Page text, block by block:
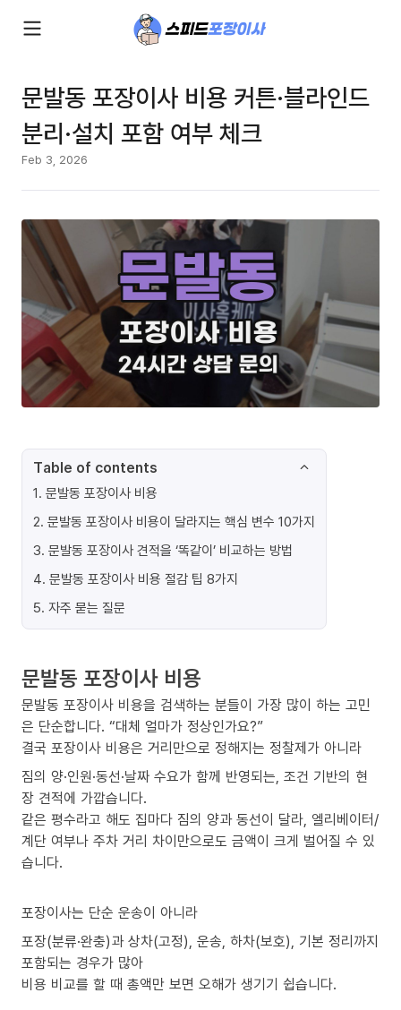
문발동 포장이사 비용 커튼·블라인드
분리·설치 포함 여부 체크
Feb 3, 2026
Table of contents
1. 문발동 포장이사 비용
2. 문발동 포장이사 비용이 달라지는 핵심 변수 10가지
3. 문발동 포장이사 견적을 ‘똑같이’ 비교하는 방법
4. 문발동 포장이사 비용 절감 팁 8가지
5. 자주 묻는 질문
문발동 포장이사 비용
문발동 포장이사 비용을 검색하는 분들이 가장 많이 하는 고민
은 단순합니다. “대체 얼마가 정상인가요?”
결국 포장이사 비용은 거리만으로 정해지는 정찰제가 아니라
짐의 양·인원·동선·날짜 수요가 함께 반영되는, 조건 기반의 현
장 견적에 가깝습니다.
같은 평수라고 해도 집마다 짐의 양과 동선이 달라, 엘리베이터/
계단 여부나 주차 거리 차이만으로도 금액이 크게 벌어질 수 있
습니다.
포장이사는 단순 운송이 아니라
포장(분류·완충)과 상차(고정), 운송, 하차(보호), 기본 정리까지
포함되는 경우가 많아
비용 비교를 할 때 총액만 보면 오해가 생기기 쉽습니다.